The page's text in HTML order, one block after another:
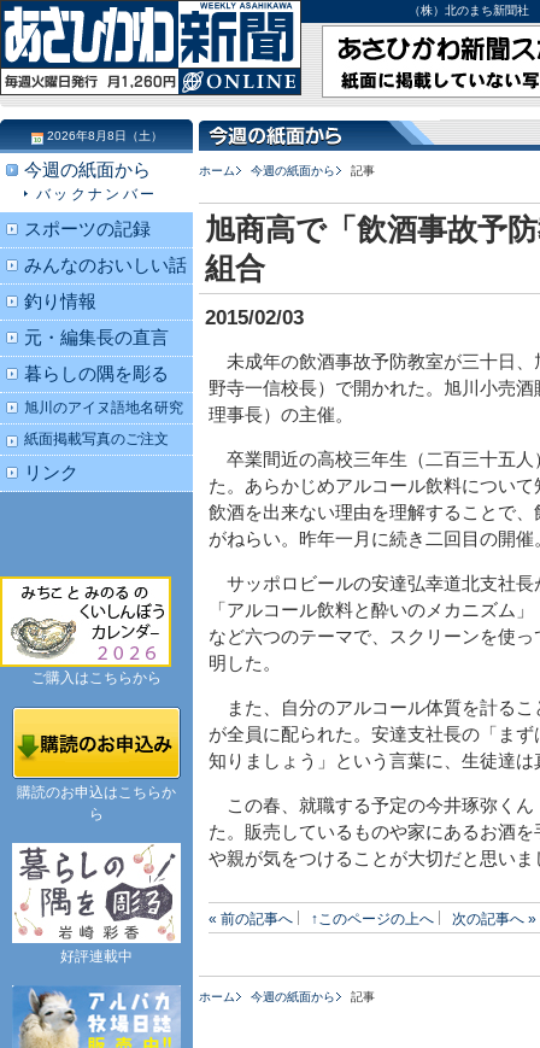
（株）北のまち新聞
ホーム 今週の紙面から 記事
旭商高で「飲酒事故予
組合
2015/02/03
未成年の飲酒事故予防教室が三十日、
野寺一信校長）で開かれた。旭川小売
理事長）の主催。
卒業間近の高校三年生（二百三十五人
た。あらかじめアルコール飲料につい
飲酒を出来ない理由を理解することで
がねらい。昨年一月に続き二回目の開催
サッポロビールの安達弘幸道北支社長
「アルコール飲料と酔いのメカニズム
など六つのテーマで、スクリーンを使
明した。
また、自分のアルコール体質を計るこ
が全員に配られた。安達支社長の「ま
知りましょう」という言葉に、生徒達
この春、就職する予定の今井琢弥くん
た。販売しているものや家にあるお酒
や親が気をつけることが大切だと思い
« 前の記事へ ↑このページの上へ 次の記事へ »
ホーム 今週の紙面から 記事
2026年8月8日（土）
今週の紙面から
バックナンバー
スポーツの記録
みんなのおいしい話
釣り情報
元・編集長の直言
暮らしの隅を彫る
旭川のアイヌ語地名研究
紙面掲載写真のご注文
リンク
ご購入はこちらから
購読のお申込はこちらか
ら
好評連載中